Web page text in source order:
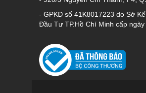
- GPKD số 41K8017223 do Sở
Đầu Tư TP.Hồ Chí Minh cấp ngày